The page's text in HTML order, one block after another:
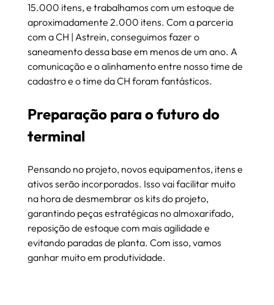
15.000 itens, e trabalhamos com um estoque de
aproximadamente 2.000 itens. Com a parceria
com a CH | Astrein, conseguimos fazer o
saneamento dessa base em menos de um ano. A
comunicação e o alinhamento entre nosso time de
cadastro e o time da CH foram fantásticos.
Preparação para o futuro do
terminal
Pensando no projeto, novos equipamentos, itens e
ativos serão incorporados. Isso vai facilitar muito
na hora de desmembrar os kits do projeto,
garantindo peças estratégicas no almoxarifado,
reposição de estoque com mais agilidade e
evitando paradas de planta. Com isso, vamos
ganhar muito em produtividade.